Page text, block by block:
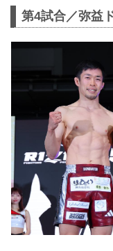
第4試合／弥益